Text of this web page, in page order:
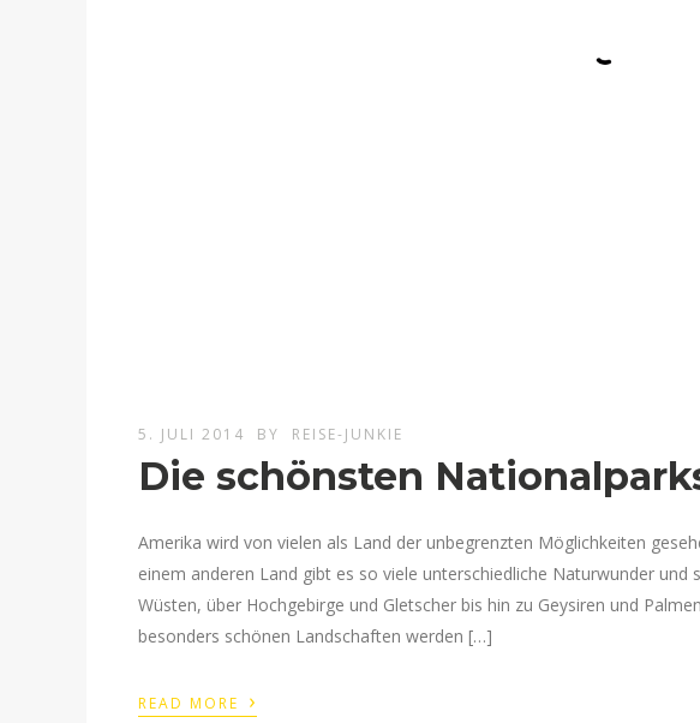
5. JULI 2014 BY REISE-JUNKIE
Die schönsten
Amerika wird von vielen als Land der unbegrenzten Möglichkeiten
einem anderen Land gibt es so viele unterschiedliche Naturwunder und
Wüsten, über Hochgebirge und Gletscher bis hin zu Geysiren und
besonders schönen Landschaften werden […]
READ MORE ›